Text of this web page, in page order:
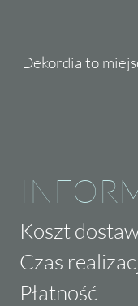
Dekordia to
Koszt
Czas
Płatność